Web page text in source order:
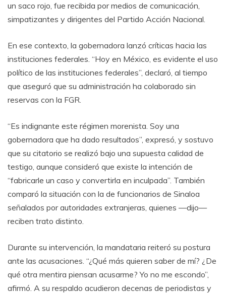
un saco rojo, fue recibida por medios de comunicación,
simpatizantes y dirigentes del Partido Acción Nacional.
En ese contexto, la gobernadora lanzó críticas hacia las
instituciones federales. “Hoy en México, es evidente el uso
político de las instituciones federales”, declaró, al tiempo
que aseguró que su administración ha colaborado sin
reservas con la FGR.
“Es indignante este régimen morenista. Soy una
gobernadora que ha dado resultados”, expresó, y sostuvo
que su citatorio se realizó bajo una supuesta calidad de
testigo, aunque consideró que existe la intención de
“fabricarle un caso y convertirla en inculpada”. También
comparó la situación con la de funcionarios de Sinaloa
señalados por autoridades extranjeras, quienes —dijo—
reciben trato distinto.
Durante su intervención, la mandataria reiteró su postura
ante las acusaciones. “¿Qué más quieren saber de mí? ¿De
qué otra mentira piensan acusarme? Yo no me escondo”,
afirmó. A su respaldo acudieron decenas de periodistas y